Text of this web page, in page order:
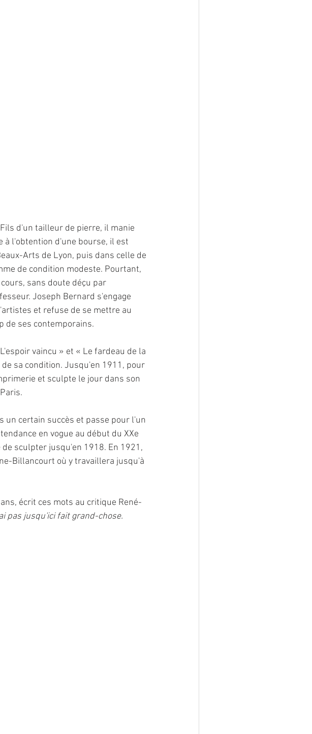
d'un tailleur de pierre, il manie
à l'obtention d'une bourse, il est
Arts de Lyon, puis dans celle de
de condition modeste. Pourtant,
sans doute déçu par
Joseph Bernard s'engage
et refuse de se mettre au
de ses contemporains.
vaincu » et « Le fardeau de la
sa condition. Jusqu'en 1911, pour
et sculpte le jour dans son
un certain succès et passe pour l'un
en vogue au début du XXe
sculpter jusqu'en 1918. En 1921,
Billancourt où y travaillera jusqu'à
écrit ces mots au critique René-
pas jusqu'ici fait grand-chose.